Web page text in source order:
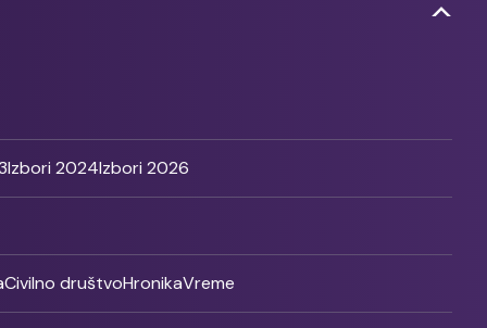
Izbori 2024Izbori 2026
Civilno društvoHronikaVreme